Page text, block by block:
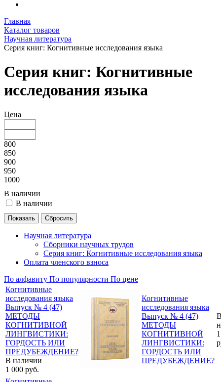
Главная
Каталог товаров
Научная литература
Серия книг: Когнитивные исследования языка
Серия книг: Когнитивные
исследования языка
Цена
800
850
900
950
1000
В наличии
В наличии
Научная литература
Сборники научных трудов
Серия книг: Когнитивные исследования языка
Оплата членского взноса
По алфавиту По популярности По цене
Когнитивные
исследования языка
Выпуск № 4 (47)
МЕТОДЫ
КОГНИТИВНОЙ
ЛИНГВИСТИКИ:
ГОРДОСТЬ ИЛИ
ПРЕДУБЕЖДЕНИЕ?
В наличии
1 000 руб.
Когнитивные
исследования языка
Выпуск № 4 (47)
МЕТОДЫ
КОГНИТИВНОЙ
ЛИНГВИСТИКИ:
ГОРДОСТЬ ИЛИ
ПРЕДУБЕЖДЕНИЕ?